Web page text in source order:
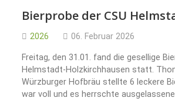
Bierprobe der CSU
2026 06. Februar 2026
Freitag, den 31.01. fand die gesellige
Helmstadt-Holzkirchhausen statt.
Würzburger Hofbräu stellte 6 leckere
war voll und es herrschte